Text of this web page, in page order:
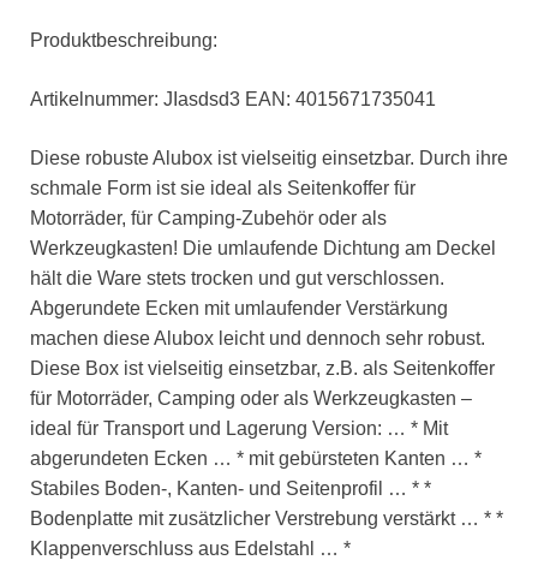
Produktbeschreibung:
Artikelnummer: JIasdsd3 EAN: 4015671735041
Diese robuste Alubox ist vielseitig einsetzbar. Durch ihre
schmale Form ist sie ideal als Seitenkoffer für
Motorräder, für Camping-Zubehör oder als
Werkzeugkasten! Die umlaufende Dichtung am Deckel
hält die Ware stets trocken und gut verschlossen.
Abgerundete Ecken mit umlaufender Verstärkung
machen diese Alubox leicht und dennoch sehr robust.
Diese Box ist vielseitig einsetzbar, z.B. als Seitenkoffer
für Motorräder, Camping oder als Werkzeugkasten –
ideal für Transport und Lagerung Version: … * Mit
abgerundeten Ecken … * mit gebürsteten Kanten … *
Stabiles Boden-, Kanten- und Seitenprofil … * *
Bodenplatte mit zusätzlicher Verstrebung verstärkt … * *
Klappenverschluss aus Edelstahl … *